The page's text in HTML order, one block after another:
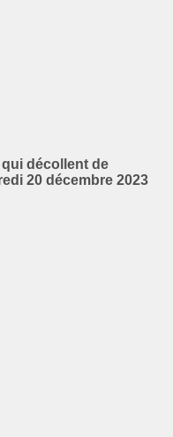
décollent de
20 décembre 2023